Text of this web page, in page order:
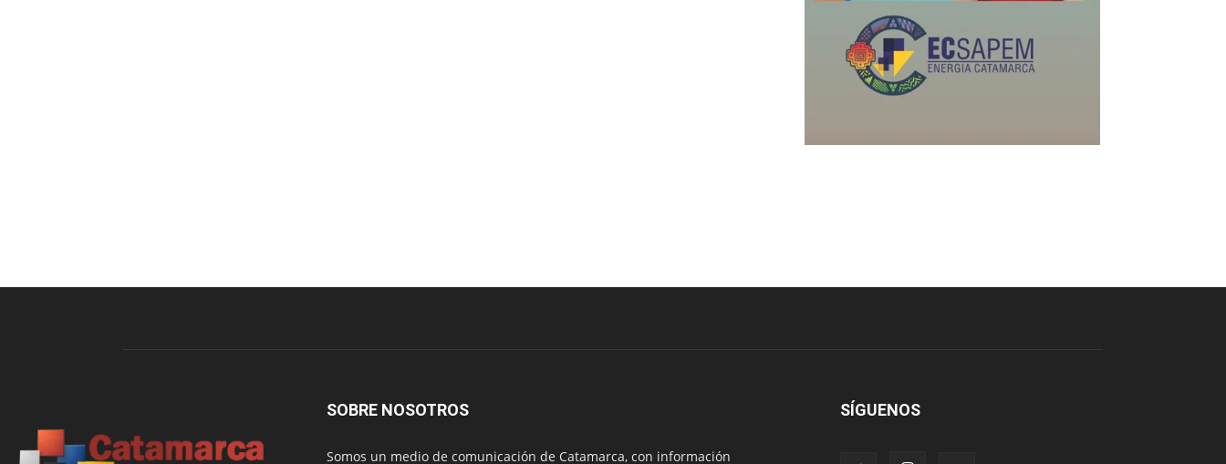
SOBRE NOSOTROS
Somos un medio de comunicación de Catamarca, con información
SÍGUENOS